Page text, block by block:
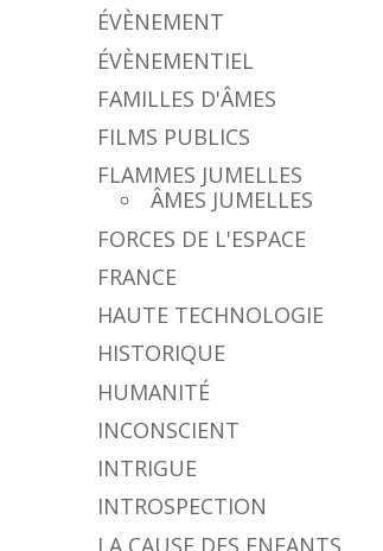
ÉVÈNEMENT
ÉVÈNEMENTIEL
FAMILLES D'ÂMES
FILMS PUBLICS
FLAMMES JUMELLES
ÂMES JUMELLES
FORCES DE L'ESPACE
FRANCE
HAUTE TECHNOLOGIE
HISTORIQUE
HUMANITÉ
INCONSCIENT
INTRIGUE
INTROSPECTION
LA CAUSE DES ENFANTS